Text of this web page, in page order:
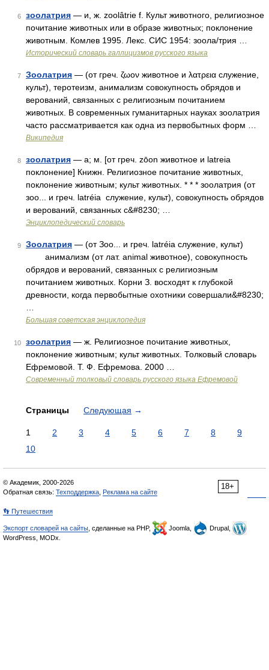
6 зоолатрия — и, ж. zoolâtrie f. Культ животного, религиозное
почитание животных или в образе животных; поклонение
животным. Комлев 1995. Лекс. СИС 1954: зоола/трия …
Исторический словарь галлицизмов русского языка
7 Зоолатрия — (от греч. ζωον животное и λατρεια служение,
культ), теротеизм, анимализм совокупность обрядов и
верований, связанных с религиозным почитанием
животных. В современных гуманитарных науках зоолатрия
часто рассматривается как одна из первобытных форм …
Википедия
8 зоолатрия — а; м. [от греч. zōon животное и latreia
поклонение] Книжн. Религиозное почитание животных,
поклонение животным; культ животных. * * * зоолатрия (от
зоо... и греч. latréia служение, культ), совокупность обрядов
и верований, связанных с&#8230; …
Энциклопедический словарь
9 Зоолатрия — (от Зоо... и греч. latréia служение, культ)
анимализм (от лат. animal животное), совокупность
обрядов и верований, связанных с религиозным
почитанием животных. Корни З. восходят к глубокой
древности, когда первобытные охотники совершали&#8230;
Большая советская энциклопедия
10 зоолатрия — ж. Религиозное почитание животных,
поклонение животным; культ животных. Толковый словарь
Ефремовой. Т. Ф. Ефремова. 2000 …
Современный толковый словарь русского языка Ефремовой
Страницы Следующая →
1 2 3 4 5 6 7 8
9
10
18+
© Академик, 2000-2026
Обратная связь: Техподдержка Реклама на сайте
👣 Путешествия
Экспорт словарей на сайты , сделанные на PHP, Joomla,
Drupal,
WordPress, MODx.